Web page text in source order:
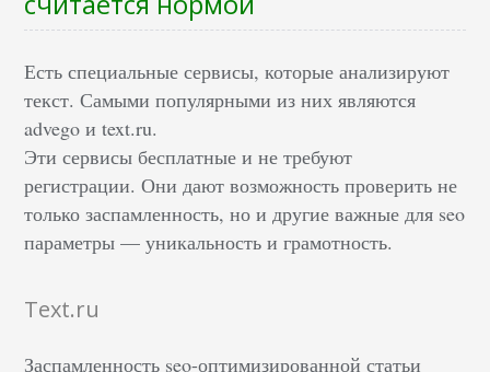
Есть специальные сервисы, которые анализируют
текст. Самыми популярными из них являются
advego и text.ru.
Эти сервисы бесплатные и не требуют
регистрации. Они дают возможность проверить не
только заспамленность, но и другие важные для seo
параметры — уникальность и грамотность.
Text.ru
Заспамленность seo-оптимизированной статьи